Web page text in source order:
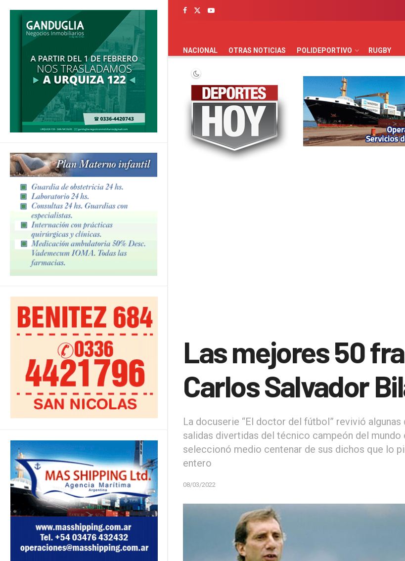
PORTADA
NACIONAL OTRAS NOTICIAS POLIDEPORTIVO RUGBY
Las mejores 50
Carlos Salvador
La docuserie “El doctor del fútbol” revivió algunas
salidas divertidas del técnico campeón del mundo
seleccionó medio centenar de sus dichos que lo
entero
08/03/2022